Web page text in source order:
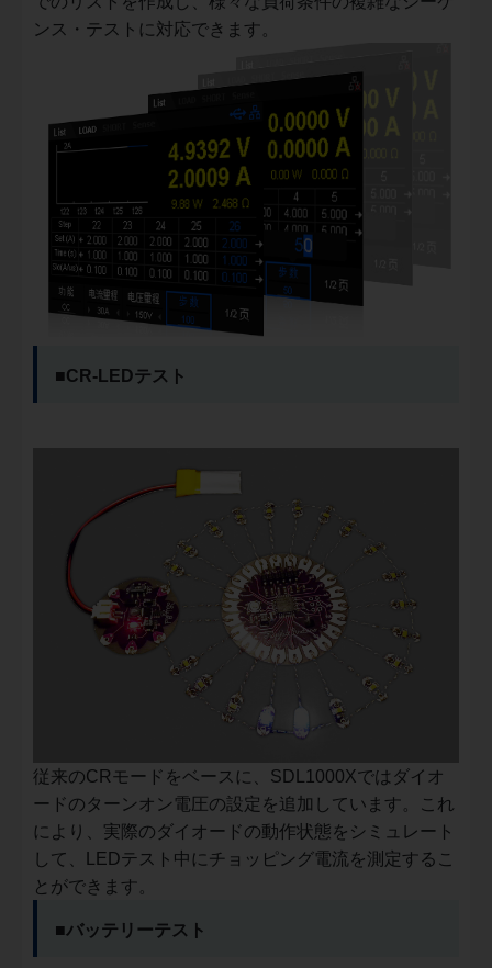
ンス・テストに対応できます。
■CR-LEDテスト
従来のCRモードをベースに、SDL1000Xではダイオ
ードのターンオン電圧の設定を追加しています。これ
により、実際のダイオードの動作状態をシミュレート
して、LEDテスト中にチョッピング電流を測定するこ
とができます。
■バッテリーテスト